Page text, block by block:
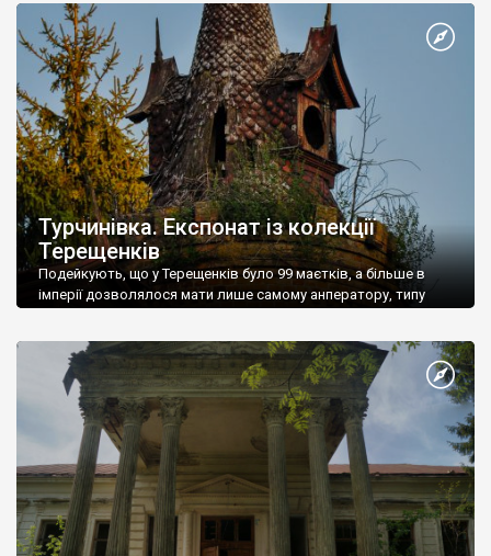
Турчинівка. Експонат із колекції
Терещенків
Подейкують, що у Терещенків було 99 маєтків, а більше в
імперії дозволялося мати лише самому анператору, типу